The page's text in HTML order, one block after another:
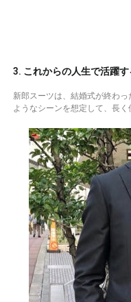
3. これからの人生で活躍
新郎スーツは、結婚式が終わ
ようなシーンを想定して、長く